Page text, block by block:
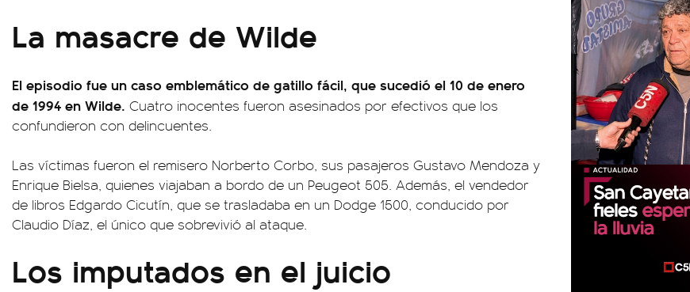
La masacre de Wilde
El episodio fue un caso emblemático de gatillo fácil, que sucedió el 10 de enero
de 1994 en Wilde. Cuatro inocentes fueron asesinados por efectivos que los
confundieron con delincuentes.
Las víctimas fueron el remisero Norberto Corbo, sus pasajeros Gustavo Mendoza y
Enrique Bielsa, quienes viajaban a bordo de un Peugeot 505. Además, el vendedor
de libros Edgardo Cicutín, que se trasladaba en un Dodge 1500, conducido por
Claudio Díaz, el único que sobrevivió al ataque.
Los imputados en el juicio